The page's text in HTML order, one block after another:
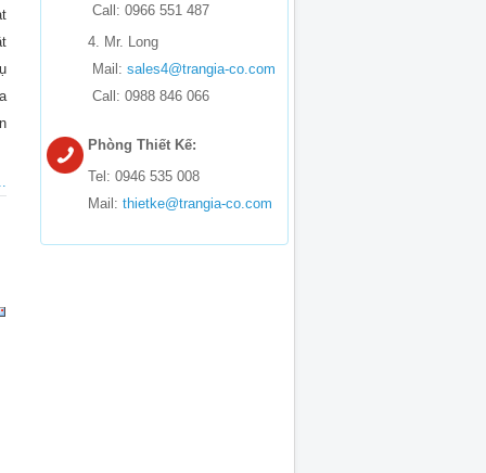
Call: 0966 551 487
4. Mr. Long
Mail: sales4@trangia-co.com
Call: 0988 846 066
Phòng Thiết Kế:
Tel: 0946 535 008
Mail: thietke@trangia-co.com